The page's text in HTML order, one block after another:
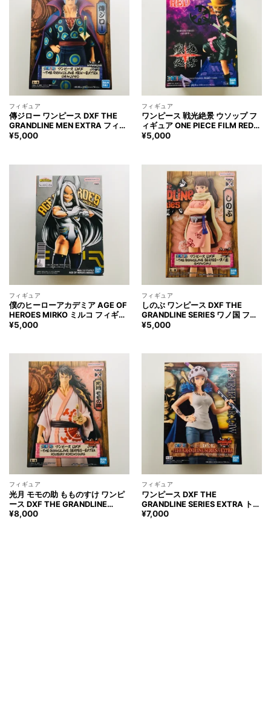
フィギュア
傳ジロー ワンピース DXF THE
GRANDLINE MEN EXTRA フィギ
ュア ONE PIECE DENJIRO Figure
¥5,000
フィギュア
ワンピース 戦光絶景 ウソップ フ
ィギュア ONE PIECE FILM RED
SENKOUZEKKEI USOPP Figure
¥5,000
フィギュア
僕のヒーローアカデミア AGE OF
HEROES MIRKO ミルコ フィギュ
ア My Hero Academia MIRKO
¥5,000
フィギュア
しのぶ ワンピース DXF THE
GRANDLINE SERIES ワノ国 フィ
ギュア ONE PIECE SHINOBU
¥5,000
フィギュア
光月 モモの助 もものすけ ワンピ
ース DXF THE GRANDLINE
SERIES EXTRA フィギュア
¥8,000
フィギュア
ワンピース DXF THE
GRANDLINE SERIES EXTRA トラ
ファルガー・ロー CHANGE ver.
¥7,000